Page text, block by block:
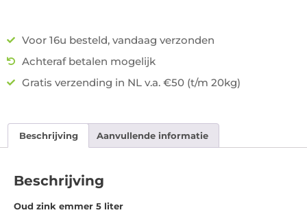
Voor 16u besteld, vandaag verzonden
Achteraf betalen mogelijk
Gratis verzending in NL v.a. €50 (t/m 20kg)
Beschrijving Aanvullende informatie
Beschrijving
Oud zink emmer 5 liter